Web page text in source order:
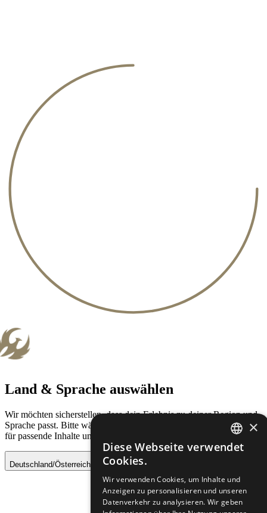
GERMAN
×
Diese Webseite verwendet
Cookies.
Wir verwenden Cookies, um Inhalte und
Anzeigen zu personalisieren und unseren
Datenverkehr zu analysieren. Wir geben
Land & Sprache auswählen
Wir möchten sicherstellen, dass dein Erlebnis zu deiner Region und
Sprache passt. Bitte wähle dein Land und deine bevorzugte Sprache
für passende Inhalte und Verfügbarkeiten.
Deutschland/Österreich - Deutsch